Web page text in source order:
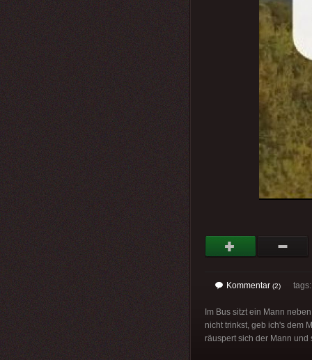
Kommentar (2) tags:
Im Bus sitzt ein Mann
nicht trinkst, geb ich's dem
räuspert sich der Mann und